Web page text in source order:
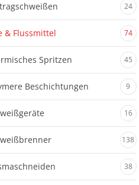
24
& Flussmittel 74
Spritzen 45
Beschichtungen 9
16
138
38